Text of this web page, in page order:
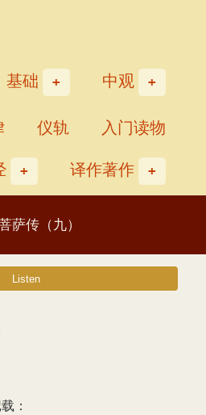
基础
中观
仪轨
入门读物
译作著作
萨传（九）
：